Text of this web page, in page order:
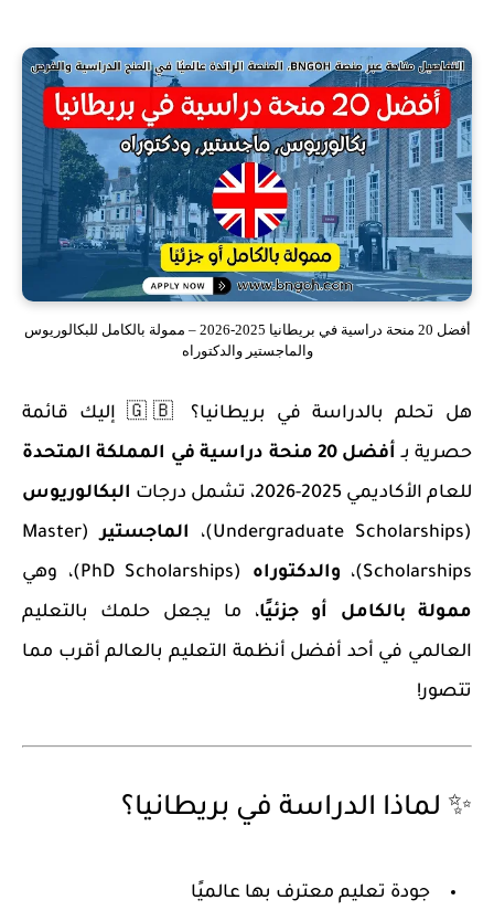
أفضل 20 منحة دراسية في بريطانيا 2025-2026 – ممولة بالكامل للبكالوريوس
والماجستير والدكتوراه
هل تحلم بالدراسة في بريطانيا؟ 🇬🇧 إليك قائمة
حصرية بـ أفضل 20 منحة دراسية في المملكة المتحدة
للعام الأكاديمي 2025-2026، تشمل درجات
البكالوريوس
(Undergraduate Scholarships)،
الماجستير
(Master
Scholarships)،
والدكتوراه (PhD Scholarships)
، وهي
ممولة بالكامل أو جزئيًا، ما يجعل حلمك بالتعليم
العالمي في أحد أفضل أنظمة التعليم بالعالم أقرب مما
تتصور!
✨ لماذا الدراسة في بريطانيا؟
جودة تعليم معترف بها عالميًا